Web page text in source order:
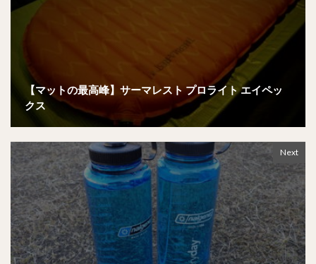
【マットの最高峰】サーマレスト プロライト エイペッ
クス
Next